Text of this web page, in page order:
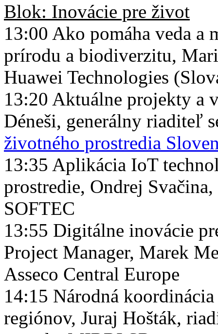
Blok: Inovácie pre život
13:00 Ako pomáha veda a
prírodu a biodiverzitu,
Huawei Technologies
13:20 Aktuálne projekty a
Déneši, generálny riaditeľ
životného prostredia
13:35 Aplikácia IoT
prostredie, Ondrej
SOFTEC
13:55 Digitálne inovácie
Project Manager, Marek
Asseco Central Europe
14:15 Národná
regiónov, Juraj Hošták,